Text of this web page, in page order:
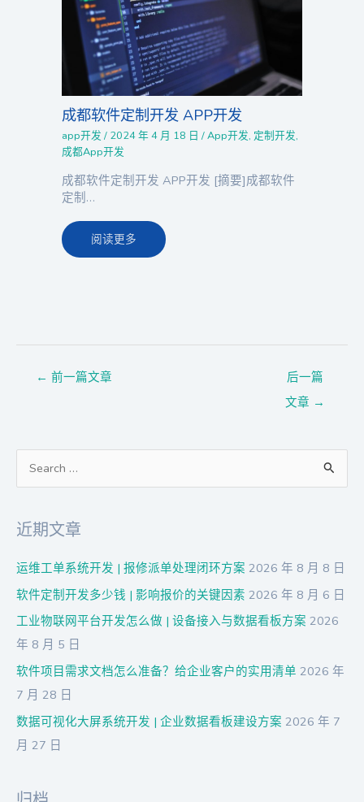
成都软件定制开发 APP开发
app开发 / 2024 年 4 月 18 日/App开发, 定制开发,
成都App开发
成都软件定制开发 APP开发 [摘要]成都软件
定制…
阅读更多
← 前一篇文章
后一篇
文章 →
：
近期文章
运维工单系统开发 | 报修派单处理闭环方案 2026 年 8 月 8 日
软件定制开发多少钱 | 影响报价的关键因素 2026 年 8 月 6 日
工业物联网平台开发怎么做 | 设备接入与数据看板方案 2026
年 8 月 5 日
软件项目需求文档怎么准备？给企业客户的实用清单 2026 年
7 月 28 日
数据可视化大屏系统开发 | 企业数据看板建设方案 2026 年 7
月 27 日